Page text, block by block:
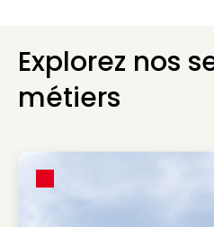
Explorez nos
métiers